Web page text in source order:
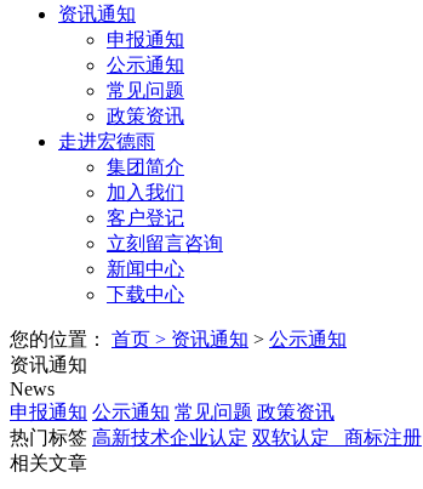
资讯通知
申报通知
公示通知
常见问题
政策资讯
走进宏德雨
集团简介
加入我们
客户登记
立刻留言咨询
新闻中心
下载中心
您的位置： 首页 > 资讯通知 > 公示通知
资讯通知
News
申报通知 公示通知 常见问题 政策资讯
热门标签 高新技术企业认定 双软认定 商标注册
相关文章